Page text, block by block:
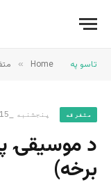
تاسو په Home
»
متفرقه پنجشنبه _15 _اگست _2024AH 15-8-2024AD
د موسیقۍ
برخه)